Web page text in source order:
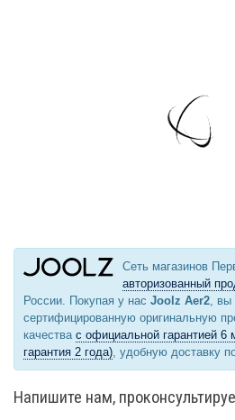
Сеть магазинов
авторизованный
России. Покупая у нас Joolz Aer2, вы
сертифицированную оригинальную
качества с официальной гарантией 6
гарантия 2 года), удобную доставку
Напишите нам,